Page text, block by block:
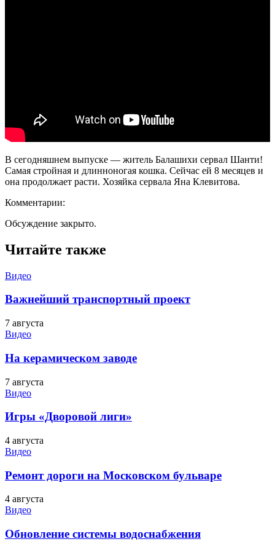
В сегодняшнем выпуске — житель Балашихи сервал Шанти!
Самая стройная и длинноногая кошка. Сейчас ей 8 месяцев и
она продолжает расти. Хозяйка сервала Яна Клевитова.
Комментарии:
Обсуждение закрыто.
Читайте также
Видео
Важнейший транспортный проект
7 августа
Видео
На керамическом заводе
7 августа
Видео
Игры «Дворовой лиги»
4 августа
Видео
Ремонт дороги на Московском бульваре
4 августа
Видео
Обновление системы водоснабжения